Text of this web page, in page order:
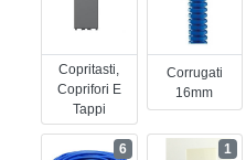
Copritasti,
Coprifori E
Tappi
Corrugati
16mm
6 1